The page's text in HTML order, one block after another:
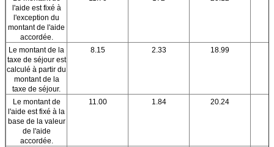
l'aide est fixé à
l'exception du
montant de l'aide
accordée.
Le montant de la
taxe de séjour est
calculé à partir du
montant de la
taxe de séjour.
8.15 2.33 18.99
Le montant de
l'aide est fixé à la
base de la valeur
de l'aide
accordée.
11.00 1.84 20.24